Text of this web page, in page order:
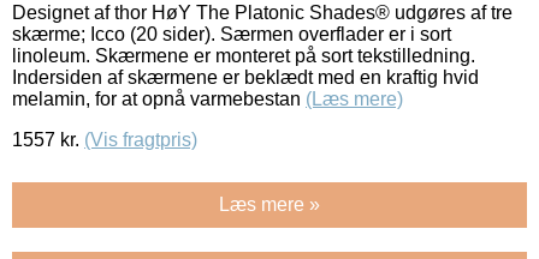
Designet af thor HøY The Platonic Shades® udgøres af tre
skærme; Icco (20 sider). Særmen overflader er i sort
linoleum. Skærmene er monteret på sort tekstilledning.
Indersiden af skærmene er beklædt med en kraftig hvid
melamin, for at opnå varmebestan (Læs mere)
1557 kr. (Vis fragtpris)
Læs mere »